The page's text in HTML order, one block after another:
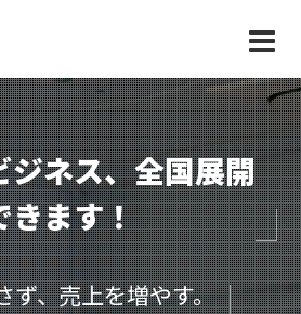
ジネス、全国展開
きます！
ず、売上を増やす。